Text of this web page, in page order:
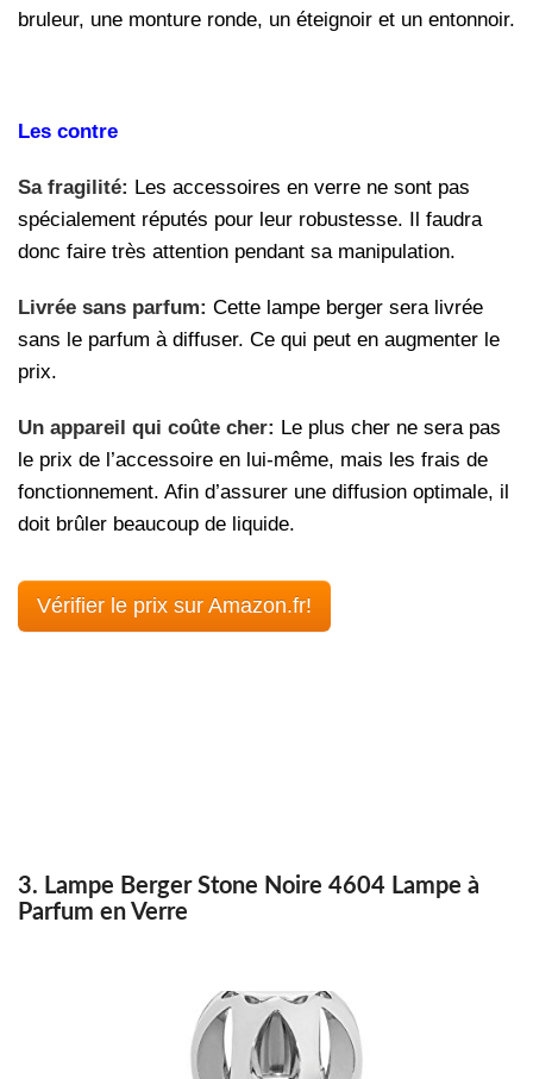
bruleur, une monture ronde, un éteignoir et un entonnoir.
Les contre
Sa fragilité: Les accessoires en verre ne sont pas
spécialement réputés pour leur robustesse. Il faudra
donc faire très attention pendant sa manipulation.
Livrée sans parfum: Cette lampe berger sera livrée
sans le parfum à diffuser. Ce qui peut en augmenter le
prix.
Un appareil qui coûte cher: Le plus cher ne sera pas
le prix de l’accessoire en lui-même, mais les frais de
fonctionnement. Afin d’assurer une diffusion optimale, il
doit brûler beaucoup de liquide.
Vérifier le prix sur Amazon.fr!
3. Lampe Berger Stone Noire 4604 Lampe à
Parfum en Verre